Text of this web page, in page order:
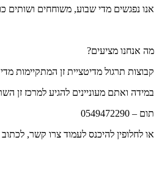
אנו נפגשים מדי שבוע, משוחחים ושותים
מה אנחנו מציעים?
קבוצות תרגול מדיטציית זן המתקיימות
במידה ואתם מעוניינים להגיע למרכז זן
תום – 0549472290
או לחלופין להיכנס לעמוד צרו קשר,